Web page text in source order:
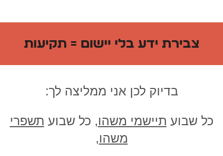
צבירת ידע בלי יישום = תקיעות
בדיוק לכן אני ממליצה לך:
כל שבוע תיישמי משהו, כל שבוע תשפרי
משהו,